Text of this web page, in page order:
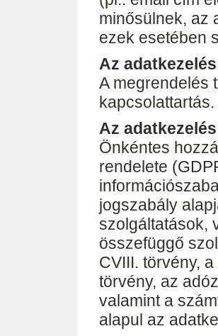
minősülnek, az
ezek esetében
Az
A megrendelés
kapcsolattartás.
Az
Önkéntes
rendelete
jogszabály
szolgáltatások,
összefüggő
CVIII. törvény,
törvény, az
valamint a
alapul az